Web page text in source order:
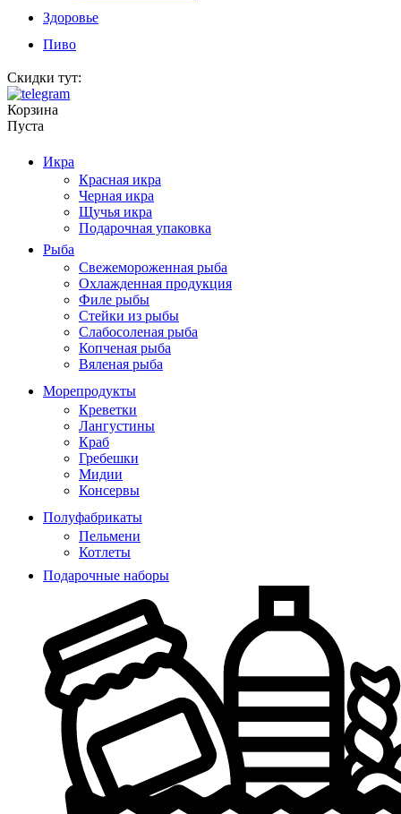
Здоровье
Пиво
Скидки тут:
Корзина
Пуста
Икра
Красная икра
Черная икра
Щучья икра
Подарочная упаковка
Рыба
Свежемороженная рыба
Охлажденная продукция
Филе рыбы
Стейки из рыбы
Слабосоленая рыба
Копченая рыба
Вяленая рыба
Морепродукты
Креветки
Лангустины
Краб
Гребешки
Мидии
Консервы
Полуфабрикаты
Пельмени
Котлеты
Подарочные наборы